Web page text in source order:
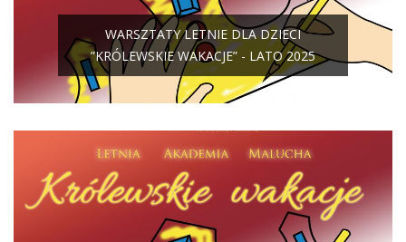
WARSZTATY LETNIE DLA DZIECI
”KRÓLEWSKIE WAKACJE” - LATO 2025